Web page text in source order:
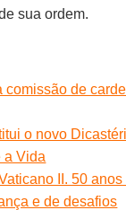
sua ordem.
comissão de
o novo
a Vida
II. 50
e de desafios